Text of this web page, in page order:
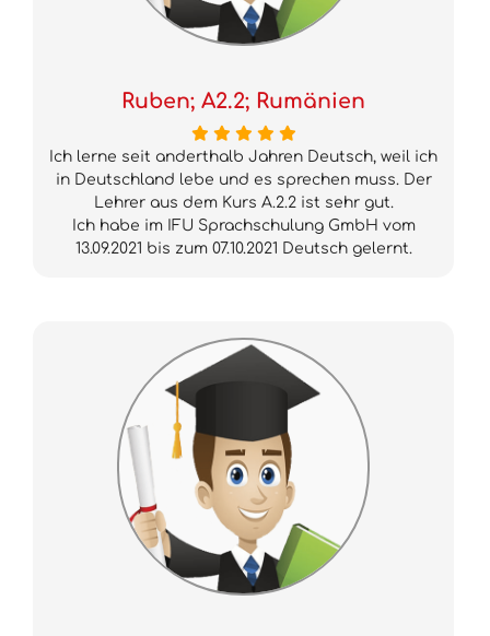
Ruben; A2.2; Rumänien
Ich lerne seit anderthalb Jahren Deutsch, weil ich
in Deutschland lebe und es sprechen muss. Der
Lehrer aus dem Kurs A.2.2 ist sehr gut.
Ich habe im IFU Sprachschulung GmbH vom
13.09.2021 bis zum 07.10.2021 Deutsch gelernt.